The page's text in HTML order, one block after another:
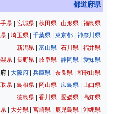
都道府県
県 宮城県 秋田県 山形県
福島県
埼玉県 千葉県 東京都
神奈川県
新潟県
富山県 石川県
福井県
県
長野県 岐阜県 静岡県
愛知県
| 大阪府 | 兵庫県 | 奈良県 | 和歌山県
県 | 島根県 | 岡山県 | 広島県 | 山口県
徳島県
香川県 愛媛県
高知県
大分県 宮崎県 鹿児島県 沖縄県